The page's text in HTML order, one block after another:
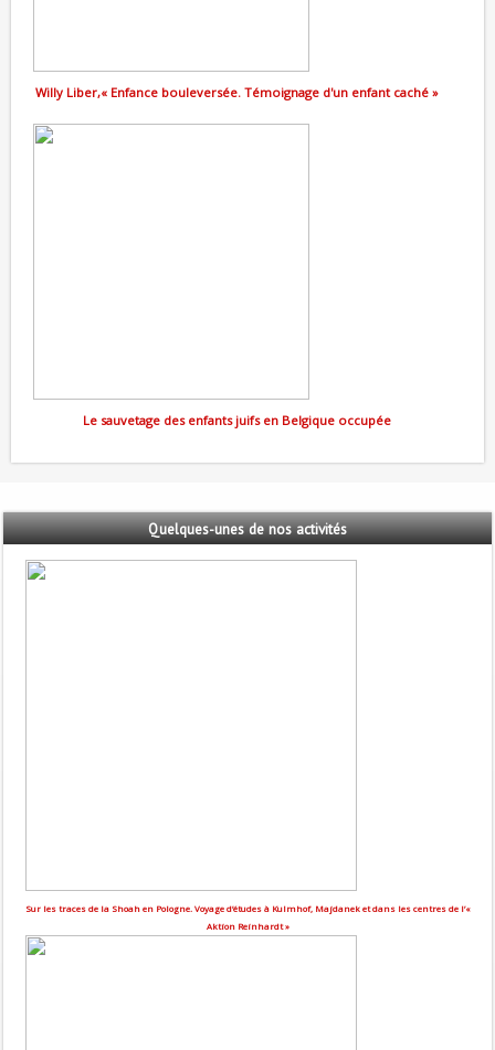
Willy Liber,« Enfance bouleversée. Témoignage d'un enfant caché »
Le sauvetage des enfants juifs en Belgique occupée
Quelques-unesde nos activités
Sur les traces de la Shoah en Pologne. Voyage d’études à Kulmhof, Majdanek et dans les centres de l’«
Aktion Reinhardt »